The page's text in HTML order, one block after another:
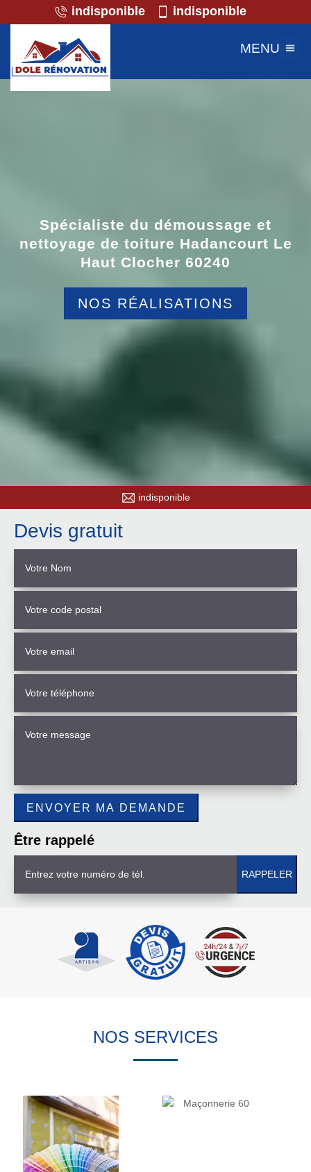
indisponible indisponible
MENU
Spécialiste du démoussage et
nettoyage de toiture Hadancourt Le
Haut Clocher 60240
NOS RÉALISATIONS
indisponible
Devis gratuit
Être rappelé
NOS SERVICES